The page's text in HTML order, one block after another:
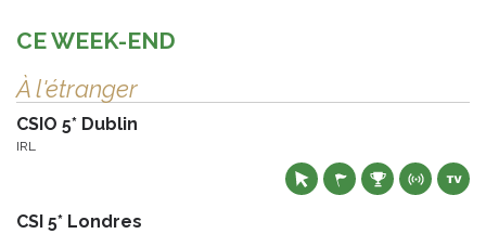
CE WEEK-END
À l'étranger
CSIO 5* Dublin
IRL
CSI 5* Londres